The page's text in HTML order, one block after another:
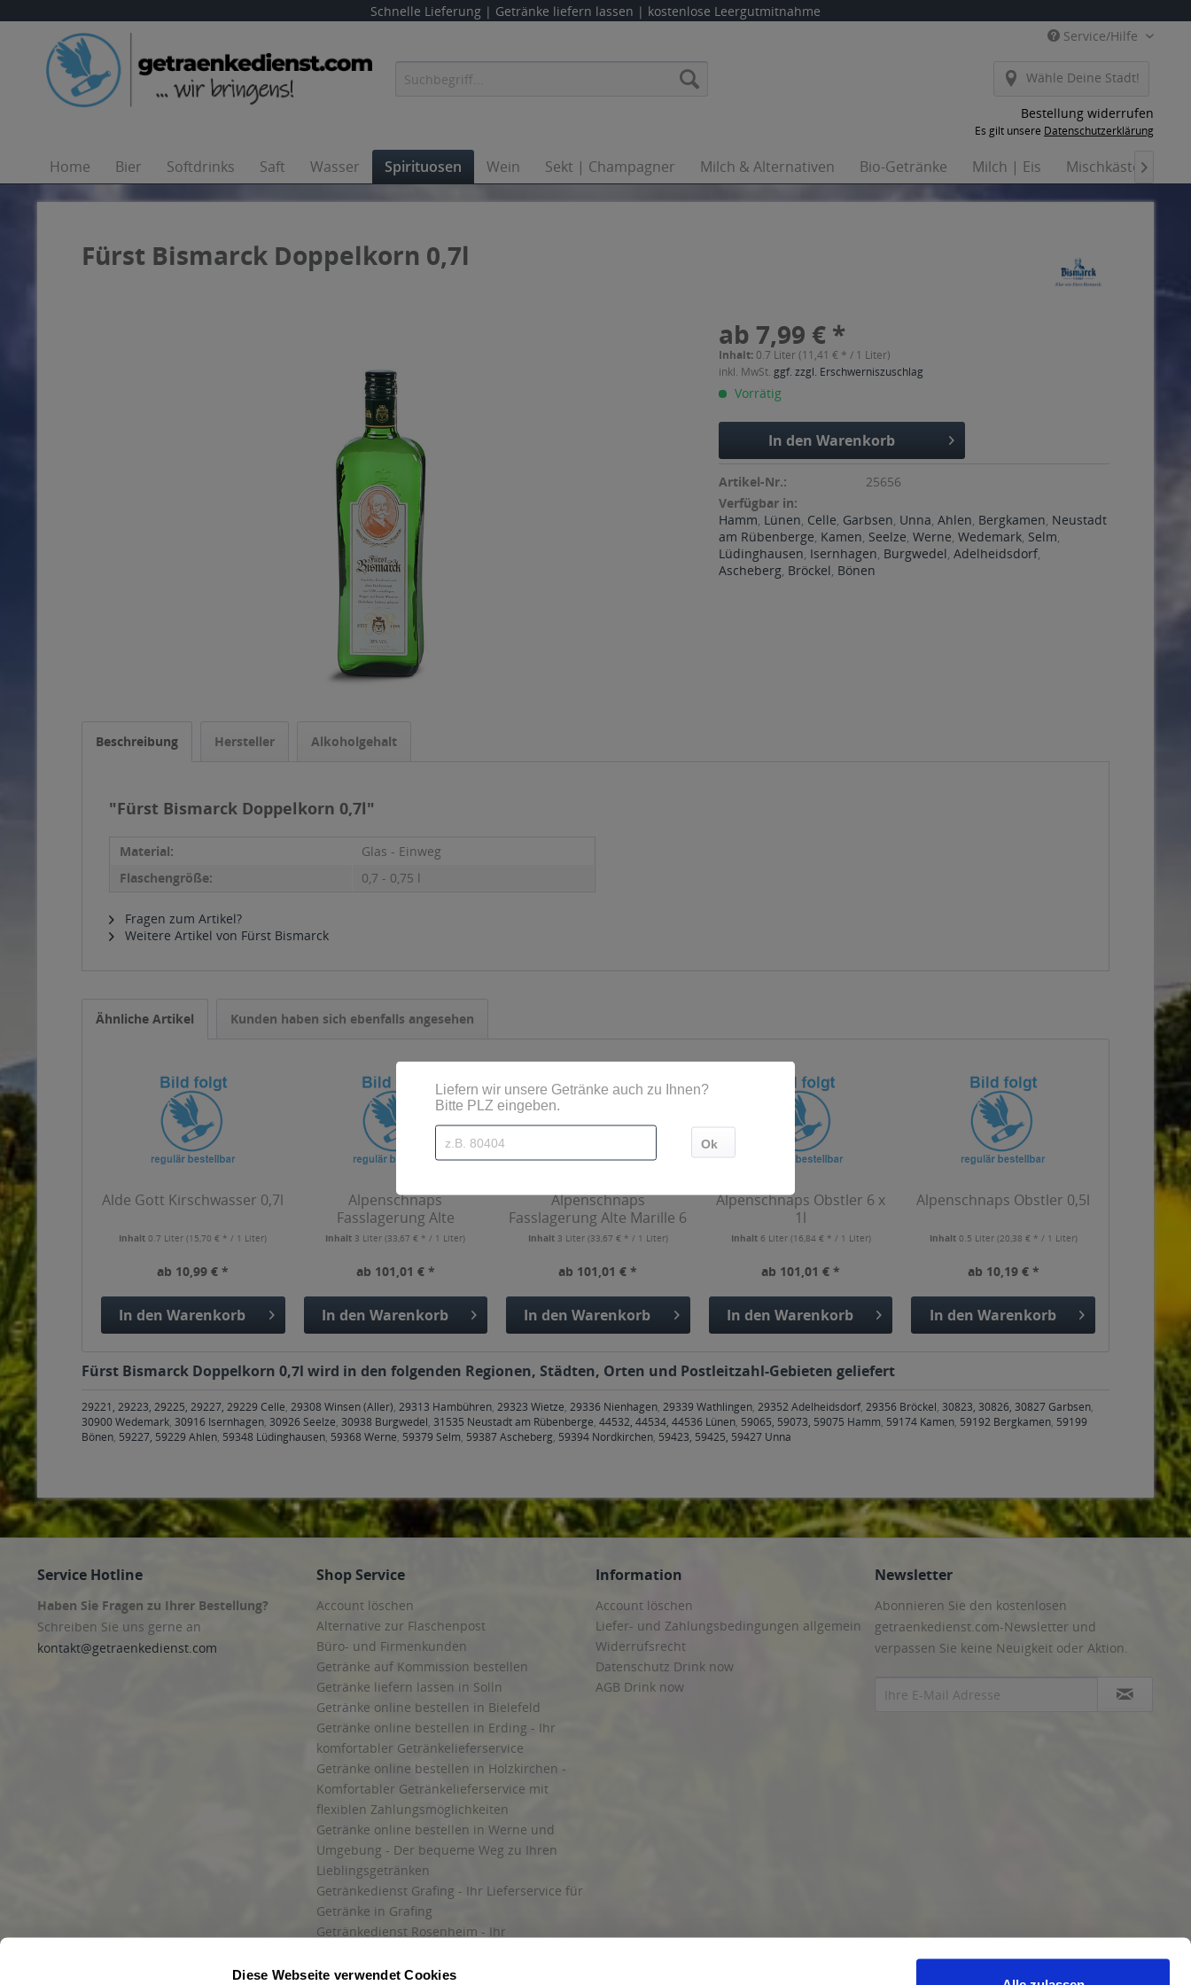
Diese Webseite verwendet Cookies
Schnelle Lieferung | Getränke liefern lassen | kostenlose Leergutmitnahme
Service/Hilfe
Wähle Deine Stadt!
Bestellung widerrufen
Es gilt unsere Datenschutzerklärung
Home Bier Softdrinks Saft Wasser Spirituosen Wein Sekt | Champagner Milch & Alternativen Bio-Getränke Milch | Eis Mischkästen

Fürst Bismarck Doppelkorn 0,7l
ab 7,99 € *
Inhalt: 0.7 Liter (11,41 € * / 1 Liter)
inkl. MwSt. ggf. zzgl. Erschwerniszuschlag
Vorrätig
In den Warenkorb
Artikel-Nr.:
25656
Verfügbar in:
Hamm, Lünen, Celle, Garbsen, Unna,Ahlen, Bergkamen, Neustadt
am Rübenberge, Kamen, Seelze,Werne,Wedemark, Selm,
Lüdinghausen, Isernhagen, Burgwedel,Adelheidsdorf,
Ascheberg, Bröckel, Bönen
Beschreibung Hersteller Alkoholgehalt
"Fürst Bismarck Doppelkorn 0,7l"
Material:
Glas - Einweg
Flaschengröße:
0,7 - 0,75 l
Fragen zum Artikel?
Weitere Artikel von Fürst Bismarck
Ähnliche Artikel Kunden haben sich ebenfalls angesehen
Alde Gott Kirschwasser 0,7l
Inhalt0.7 Liter(15,70 € * / 1 Liter)
ab 10,99 € *
In den Warenkorb
Alpenschnaps
Fasslagerung Alte
Haselnuss 6 x 0,5l
Inhalt 3 Liter(33,67 € * / 1 Liter)
ab 101,01 € *
In den Warenkorb
Alpenschnaps
Fasslagerung Alte Marille 6
x 0,5l
Inhalt 3 Liter (33,67 € * / 1 Liter)
ab 101,01 € *
In den Warenkorb
Alpenschnaps Obstler 6 x
1l
Inhalt 6 Liter (16,84 € * / 1 Liter)
ab 101,01 € *
In den Warenkorb
Alpenschnaps Obstler 0,5l
Inhalt 0.5 Liter (20,38 € * / 1 Liter)
ab 10,19 € *
In den Warenkorb
Fürst Bismarck Doppelkorn 0,7l wird in den folgenden Regionen, Städten, Orten und Postleitzahl-Gebieten geliefert
29221, 29223, 29225, 29227, 29229 Celle, 29308 Winsen (Aller), 29313 Hambühren, 29323 Wietze, 29336 Nienhagen, 29339 Wathlingen, 29352 Adelheidsdorf, 29356 Bröckel, 30823, 30826, 30827 Garbsen,
30900 Wedemark, 30916 Isernhagen, 30926 Seelze, 30938 Burgwedel, 31535 Neustadt am Rübenberge, 44532, 44534, 44536 Lünen, 59065, 59073, 59075 Hamm, 59174 Kamen, 59192 Bergkamen, 59199
Bönen, 59227, 59229 Ahlen, 59348 Lüdinghausen, 59368 Werne, 59379 Selm, 59387 Ascheberg, 59394 Nordkirchen, 59423, 59425, 59427 Unna
Service Hotline
Haben Sie Fragen zu Ihrer Bestellung?
Schreiben Sie uns gerne an
kontakt@getraenkedienst.com
Shop Service
Account löschen
Alternative zur Flaschenpost
Büro- und Firmenkunden
Getränke auf Kommission bestellen
Getränke liefern lassen in Solln
Getränke online bestellen in Bielefeld
Getränke online bestellen in Erding - Ihr
komfortabler Getränkelieferservice
Getränke online bestellen in Holzkirchen -
Komfortabler Getränkelieferservice mit
flexiblen Zahlungsmöglichkeiten
Getränke online bestellen in Werne und
Umgebung - Der bequeme Weg zu Ihren
Lieblingsgetränken
Getränkedienst Grafing - Ihr Lieferservice für
Getränke in Grafing
Getränkedienst Rosenheim - Ihr
und Umgebung
Information
Account löschen
Liefer- und Zahlungsbedingungen allgemein
Widerrufsrecht
Datenschutz Drink now
AGB Drink now
Newsletter
Abonnieren Sie den kostenlosen
getraenkedienst.com-Newsletter und
verpassen Sie keine Neuigkeit oder Aktion.